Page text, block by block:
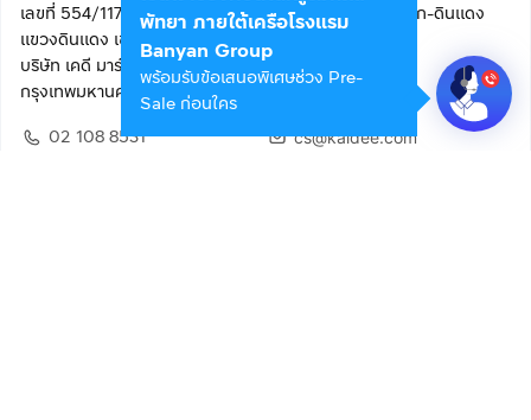
เลขที่ 554/117 อาคารสกายไนน์ เซ็นเตอร์ ชั้น 22 ถนนอโศก-ดินแดง
แขวงดินแดง เขตดินแดง
บริษัท เคดี มาร์เก็ตเพลส จำกัด (สำนักงานใหญ่)
กรุงเทพมหานคร 10400
02 108 8531
cs@kaidee.com
พัทยา ภายใต้เครือโรงแรม
Banyan Group
พร้อมรับข้อเสนอพิเศษช่วง Pre-
Sale ก่อนใคร